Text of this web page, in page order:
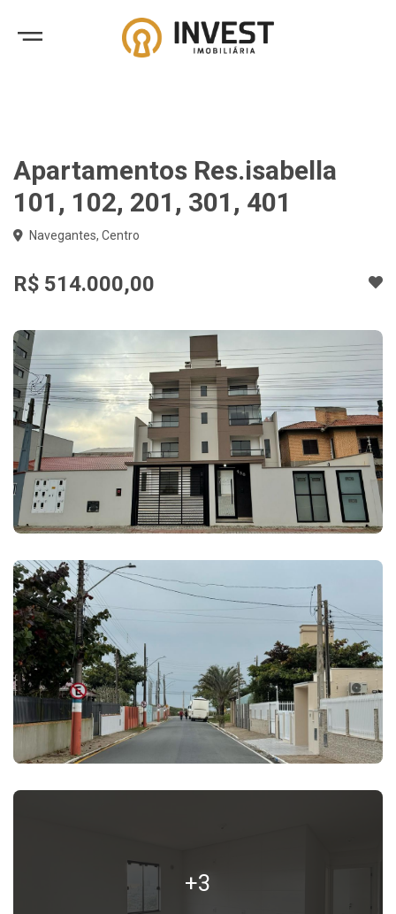
Apartamentos Res.isabella
101, 102, 201, 301, 401
Navegantes, Centro
R$ 514.000,00
+3